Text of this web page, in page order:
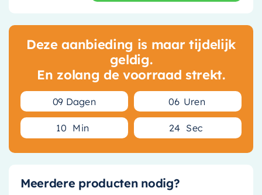
Deze aanbieding is maar tijdelijk
geldig.
En zolang de voorraad strekt.
09 Dagen 06 Uren
10 Min 23 Sec
Meerdere producten nodig?